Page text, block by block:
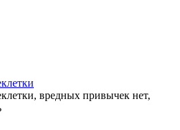
вредных привычек нет,